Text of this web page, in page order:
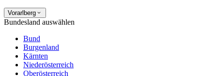
Vorarlberg
Bundesland auswählen
Bund
Burgenland
Kärnten
Niederösterreich
Oberösterreich